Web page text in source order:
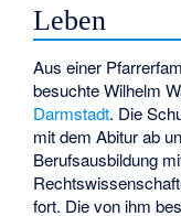
Leben
Aus einer
besuchte Wilhelm
Darmstadt. Die
mit dem Abitur ab
Berufsausbildung
fort. Die von ihm